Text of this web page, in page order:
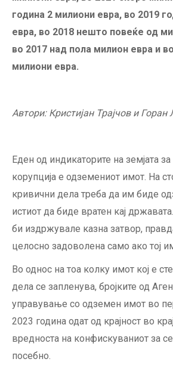
година 2 милиони евра, во 2019
евра, во 2018 нешто повеќе од
во 2017 над пола милион евра и
милиони евра.
Автори: Кристијан Трајчов и Горан
Еден од индикаторите на земјата
корупција е одземениот имот. На
кривични дела треба да им биде
истиот да биде вратен кај
би издржувале казна затвор,
целосно задоволена само ако тој
Во однос на тоа колку имот кој е
дела се запленува, бројките од
управување со одземен имот во
2023 година одат од крајност во
вредноста на конфискуваниот за
посебно.